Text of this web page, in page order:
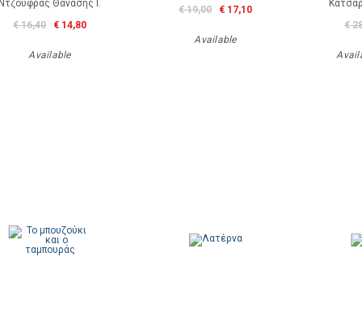
Θανάσης Ι.
€ 16,40
€ 14,80
Available
€ 19,00
€ 17,10
Available
€